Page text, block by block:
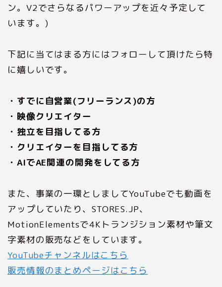
ン。V2でさらなるパワーアップを近々予定して
います。)
下記に当てはまる方にはフォローして頂けたら特
に嬉しいです。
・すでに自営業(フリーランス)の方
・映像クリエイター
・独立を目指してる方
・クリエイターを目指してる方
・AIでAE関連の開発をしてる方
また、事業の一環としましてYouTubeでも動画を
アップしていたり、STORES.JP、
MotionElementsで4Kトランジション素材や筆文
字素材の販売などをしています。
YouTubeチャンネルはこちら
販売情報のまとめページはこちら